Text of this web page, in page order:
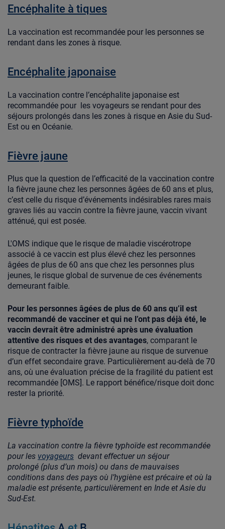
Encéphalite à tiques
La vaccination est recommandée pour les personnes se
rendant dans les zones à risque.
Encéphalite japonaise
La vaccination contre l’encéphalite japonaise est
recommandée pour les voyageurs se rendant pour des
séjours prolongés dans les zones à risque en Asie du Sud-
Est ou en Océanie.
Fièvre jaune
Plus que la question de l’efficacité de la vaccination contre
la fièvre jaune chez les personnes âgées de 60 ans et plus,
c’est celle du risque d’événements indésirables rares mais
graves liés au vaccin contre la fièvre jaune, vaccin vivant
atténué, qui est posée.
L'OMS indique que le risque de maladie viscérotrope
associé à ce vaccin est plus élevé chez les personnes
âgées de plus de 60 ans que chez les personnes plus
jeunes, le risque global de survenue de ces événements
demeurant faible.
Pour les personnes âgées de plus de 60 ans qu’il est
recommandé de vacciner et qui ne l’ont pas déjà été, le
vaccin devrait être administré après une évaluation
attentive des risques et des avantages, comparant le
risque de contracter la fièvre jaune au risque de survenue
d’un effet secondaire grave. Particulièrement au-delà de 70
ans, où une évaluation précise de la fragilité du patient est
recommandée [OMS]. Le rapport bénéfice/risque doit donc
rester la priorité.
Fièvre typhoïde
La vaccination contre la fièvre typhoïde est recommandée
pour les voyageurs devant effectuer un séjour
prolongé (plus d’un mois) ou dans de mauvaises
conditions dans des pays où l’hygiène est précaire et où la
maladie est présente, particulièrement en Inde et Asie du
Sud-Est.